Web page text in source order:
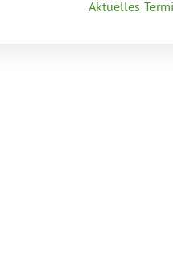
Aktuelles